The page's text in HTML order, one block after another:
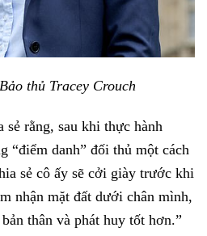
thủ Tracey Crouch
rằng, sau khi thực hành
“điểm danh” đối thủ một cách
sẻ cô ấy sẽ cởi giày trước khi
nhận mặt đất dưới chân mình,
thân và phát huy tốt hơn.”